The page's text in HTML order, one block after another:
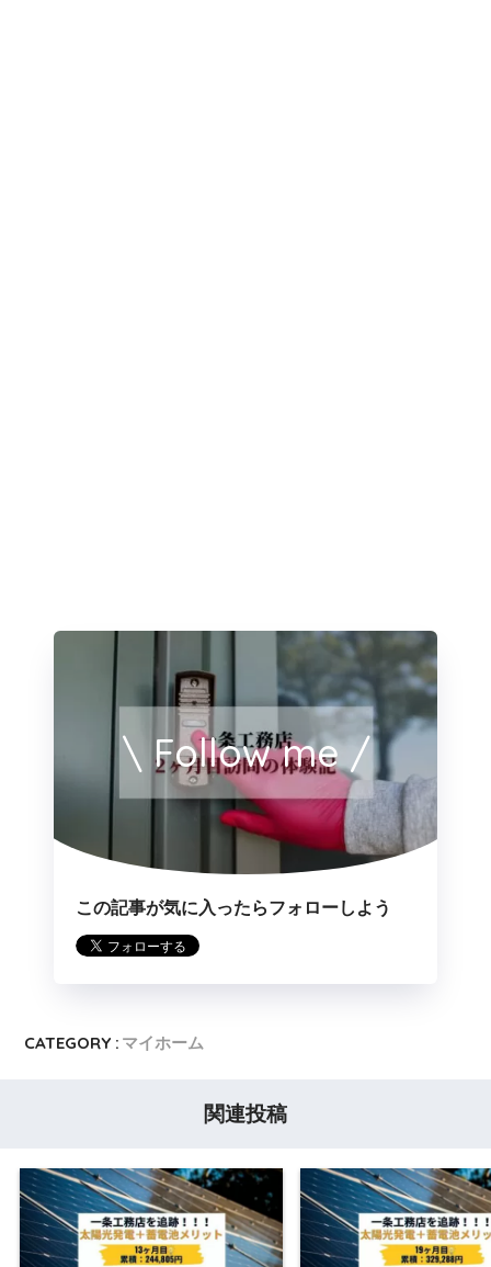
\ Follow me /
この記事が気に入ったらフォローしよう
CATEGORY : マイホーム
関連投稿